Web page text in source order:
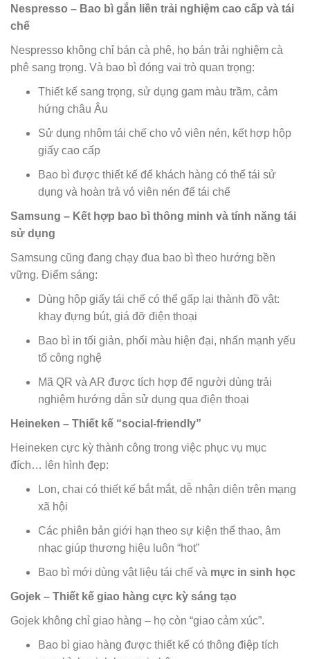
Nespresso – Bao bì gắn liền trải nghiệm cao cấp và tái
chế
Nespresso không chỉ bán cà phê, họ bán trải nghiệm cà
phê sang trọng. Và bao bì đóng vai trò quan trọng:
Thiết kế sang trọng, sử dụng gam màu trầm, cảm
hứng châu Âu
Sử dụng nhôm tái chế cho vỏ viên nén, kết hợp hộp
giấy cao cấp
Bao bì được thiết kế để khách hàng có thể tái sử
dụng và hoàn trả vỏ viên nén để tái chế
Samsung – Kết hợp bao bì thông minh và tính năng tái
sử dụng
Samsung cũng đang chạy đua bao bì theo hướng bền
vững. Điểm sáng:
Dùng hộp giấy tái chế có thể gấp lại thành đồ vật:
khay đựng bút, giá đỡ điện thoại
Bao bì in tối giản, phối màu hiện đại, nhấn mạnh yếu
tố công nghệ
Mã QR và AR được tích hợp để người dùng trải
nghiệm hướng dẫn sử dụng qua điện thoại
Heineken – Thiết kế “social-friendly”
Heineken cực kỳ thành công trong việc phục vụ mục
đích… lên hình đẹp:
Lon, chai có thiết kế bắt mắt, dễ nhận diện trên mạng
xã hội
Các phiên bản giới hạn theo sự kiện thể thao, âm
nhạc giúp thương hiệu luôn “hot”
Bao bì mới dùng vật liệu tái chế và mực in sinh học
Gojek – Thiết kế giao hàng cực kỳ sáng tạo
Gojek không chỉ giao hàng – họ còn “giao cảm xúc”.
Bao bì giao hàng được thiết kế có thông điệp tích